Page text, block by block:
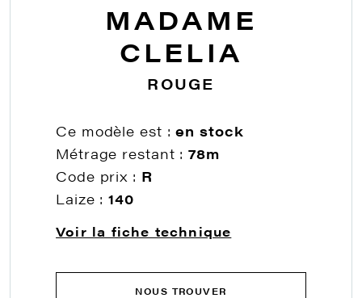
MADAME
CLELIA
ROUGE
Ce modèle est :en stock
Métrage restant :78m
Code prix : R
Laize :140
Voir la fiche technique
NOUS TROUVER